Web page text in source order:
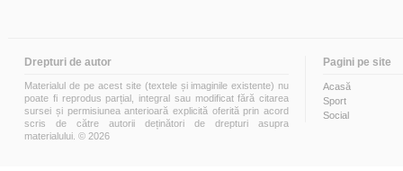
Drepturi de autor
Materialul de pe acest site (textele și imaginile existente) nu
poate fi reprodus parțial, integral sau modificat fără citarea
sursei și permisiunea anterioară explicită oferită prin acord
scris de către autorii deținători de drepturi asupra
materialului. © 2026
Pagini pe site
Acasă
Sport
Social